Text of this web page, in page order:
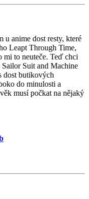
u anime dost resty, které
Leapt Through Time,
mi to neuteče. Teď chci
Suit and Machine
dost butikových
do minulosti a
musí počkat na nějaký